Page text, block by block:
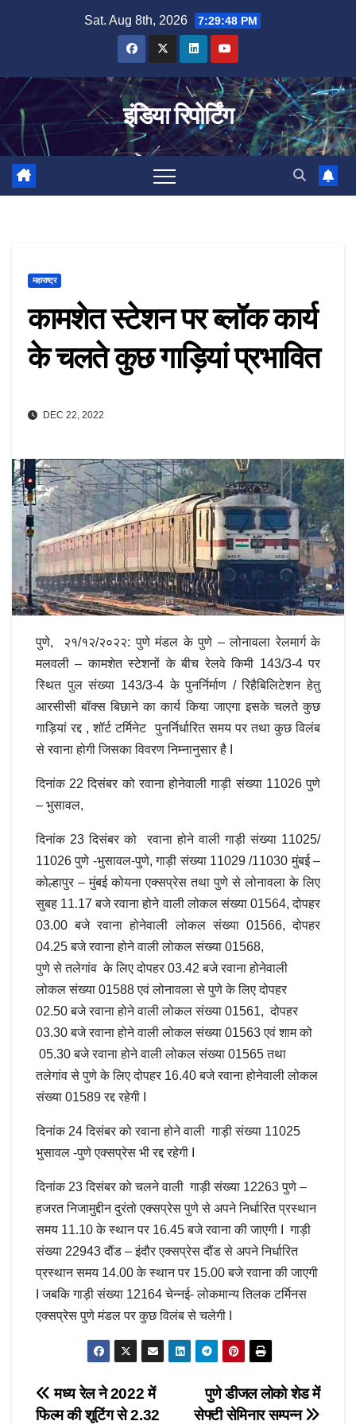
Sat. Aug 8th, 2026 7:29:49 PM
इंडिया रिपोर्टिंग
महाराष्ट्र
कामशेत स्टेशन पर ब्लॉक कार्य
के चलते कुछ गाड़ियां प्रभावित
DEC 22, 2022
पुणे, २१/१२/२०२२: पुणे मंडल के पुणे – लोनावला रेलमार्ग के
मलवली – कामशेत स्टेशनों के बीच रेलवे किमी 143/3-4 पर
स्थित पुल संख्या 143/3-4 के पुनर्निर्माण / रिहैबिलिटेशन हेतु
आरसीसी बॉक्स बिछाने का कार्य किया जाएगा इसके चलते कुछ
गाड़ियां रद्द , शॉर्ट टर्मिनेट पुनर्निर्धारित समय पर तथा कुछ विलंब
से रवाना होगी जिसका विवरण निम्नानुसार है I
दिनांक 22 दिसंबर को रवाना होनेवाली गाड़ी संख्या 11026 पुणे
– भुसावल,
दिनांक 23 दिसंबर को रवाना होने वाली गाड़ी संख्या 11025/
11026 पुणे -भुसावल-पुणे, गाड़ी संख्या 11029 /11030 मुंबई –
कोल्हापुर – मुंबई कोयना एक्सप्रेस तथा पुणे से लोनावला के लिए
सुबह 11.17 बजे रवाना होने वाली लोकल संख्या 01564, दोपहर
03.00 बजे रवाना होनेवाली लोकल संख्या 01566, दोपहर
04.25 बजे रवाना होने वाली लोकल संख्या 01568,
पुणे से तलेगांव के लिए दोपहर 03.42 बजे रवाना होनेवाली
लोकल संख्या 01588 एवं लोनावला से पुणे के लिए दोपहर
02.50 बजे रवाना होने वाली लोकल संख्या 01561, दोपहर
03.30 बजे रवाना होने वाली लोकल संख्या 01563 एवं शाम को
05.30 बजे रवाना होने वाली लोकल संख्या 01565 तथा
तलेगांव से पुणे के लिए दोपहर 16.40 बजे रवाना होनेवाली लोकल
संख्या 01589 रद्द रहेगी I
दिनांक 24 दिसंबर को रवाना होने वाली गाड़ी संख्या 11025
भुसावल -पुणे एक्सप्रेस भी रद्द रहेगी I
दिनांक 23 दिसंबर को चलने वाली गाड़ी संख्या 12263 पुणे –
हजरत निजामुद्दीन दुरंतो एक्सप्रेस पुणे से अपने निर्धारित प्रस्थान
समय 11.10 के स्थान पर 16.45 बजे रवाना की जाएगी I गाड़ी
संख्या 22943 दौंड – इंदौर एक्सप्रेस दौंड से अपने निर्धारित
प्रस्थान समय 14.00 के स्थान पर 15.00 बजे रवाना की जाएगी
I जबकि गाड़ी संख्या 12164 चेन्नई- लोकमान्य तिलक टर्मिनस
एक्सप्रेस पुणे मंडल पर कुछ विलंब से चलेगी I
Post
पुणे डीजल लोको शेड में
सेफ्टी सेमिनार सम्पन्न
मध्य रेल ने 2022 में
फिल्म की शूटिंग से 2.32